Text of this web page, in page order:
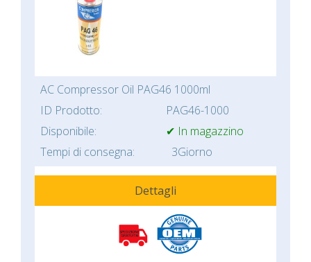
AC Compressor Oil PAG46 1000ml
ID Prodotto:
PAG46-1000
Disponibile:
✔ In magazzino
Tempi di consegna:
3Giorno
Dettagli